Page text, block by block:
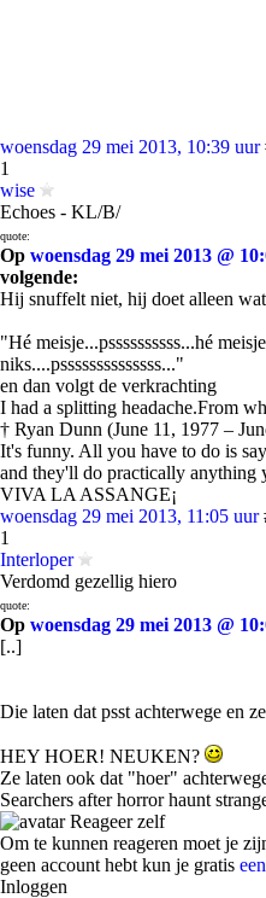
woensdag 29 mei 2013, 10:39 uur
1
wise
Echoes - KL/B/
quote:
Op woensdag 29 mei 2013 @
volgende:
Hij snuffelt niet, hij doet alleen
"Hé meisje...pssssssssss...hé
niks....pssssssssssssss..."
en dan volgt de verkrachting
I had a splitting headache.From
† Ryan Dunn (June 11, 1977 –
It's funny. All you have to do is
and they'll do practically anything
VIVA LA ASSANGE¡
woensdag 29 mei 2013, 11:05 uur
1
Interloper
Verdomd gezellig hiero
quote:
Op woensdag 29 mei 2013 @
[..]
Die laten dat psst achterwege en
HEY HOER! NEUKEN?
Ze laten ook dat "hoer"
Searchers after horror haunt
Reageer zelf
Om te kunnen reageren moet je
geen account hebt kun je gratis
Inloggen